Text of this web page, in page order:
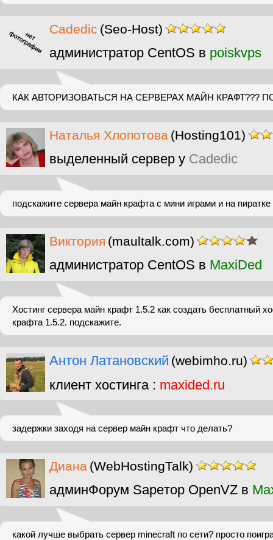
Cadedic (Seo-Host)
администратор CentOS в poiskvps
КАК АВТОРИЗОВАТЬСЯ НА СЕРВЕРАХ МАЙН КРАФТ???
Наталья Хлопотова (Hosting101)
выделенный сервер у Cadedic
подскажите сервера майн крафта с мини играми и на пиратке
Виктория (maultalk.com)
администратор CentOS в MaxiDed
Хостинг сервера майн крафт 1.5.2 как создать бесплатный
крафта 1.5.2. подскажите.
Антон Латановский (webimho.ru)
клиент хостинга : maxided.ru
задержки заходя на сервер майн крафт что делать?
Диана (WebHostingTalk)
админФорум Sapeтор OpenVZ в
какой лучше выбрать сервер minecraft по сети? просто